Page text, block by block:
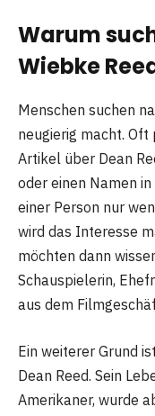
Warum
Wiebke
Menschen suchen
neugierig macht. Oft
Artikel über Dean
oder einen Namen
einer Person nur
wird das Interesse
möchten dann
Schauspielerin,
aus dem
Ein weiterer Grund
Dean Reed. Sein
Amerikaner, wurde